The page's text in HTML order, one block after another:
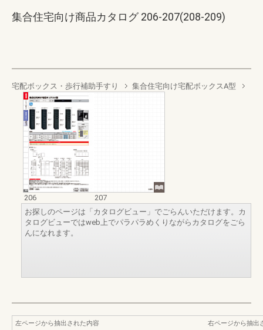
集合住宅向け商品カタログ 206-207(208-209)
宅配ボックス・歩行補助手すり 集合住宅向け宅配ボックスA型
206
207
お探しのページは「カタログビュー」でごらんいただけます。カ
タログビューではweb上でパラパラめくりながらカタログをごら
んになれます。
左ページから抽出された内容
右ページから抽出